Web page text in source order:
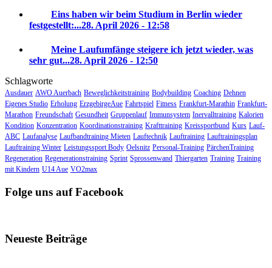
Eins haben wir beim Studium in Berlin wieder
festgestellt:...28. April 2026 - 12:58
Meine Laufumfänge steigere ich jetzt wieder, was
sehr gut...28. April 2026 - 12:50
Schlagworte
Ausdauer AWO Auerbach Beweglichkeitstraining Bodybuilding Coaching Dehnen
Eigenes Studio Erholung ErzgebirgeAue Fahrtspiel Fitness Frankfurt-Marathin Frankfurt-
Marathon Freundschaft Gesundheit Gruppenlauf Immunsystem Inervalltraining Kalorien
Kondition Konzentration Koordinationstraining Krafttraining Kreissportbund Kurs Lauf-
ABC Laufanalyse Laufbandtraining Mieten Lauftechnik Lauftraining Lauftrainingsplan
Lauftraining Winter Leistungssport Body Oelsnitz Personal-Training PärchenTraining
Regeneration Regenerationstraining Sprint Sprossenwand Thiergarten Training Training
mit Kindern U14 Aue VO2max
Folge uns auf Facebook
Neueste Beiträge